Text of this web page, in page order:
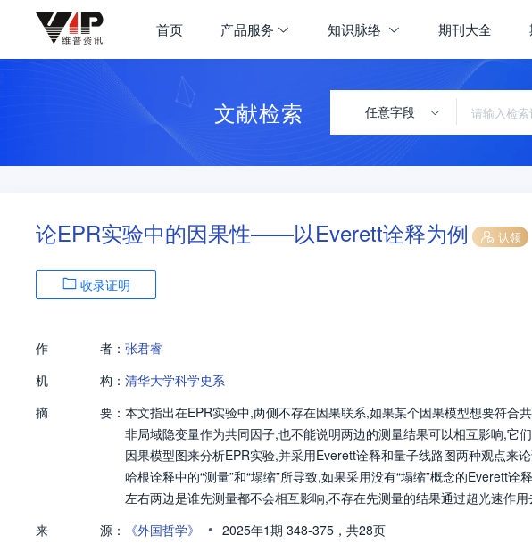
首页 产品服务 知识脉络 期刊大全
文献检索 任意字段
论EPR实验中的因果性——以Everett诠释为例 认领
收录证明
作 者： 张君睿
机
构： 清华大学科学史系
摘
要： 本文指出在EPR实验中,两侧不存在因果联系,如果某个因果模型想要符合
非局域隐变量作为共同因子,也不能说明两边的测量结果可以相互影响,它
因果模型图来分析EPR实验,并采用Everett诠释和量子线路图两种观点来
哈根诠释中的“测量”和“塌缩”所导致,如果采用没有“塌缩”概念的Everett
左右两边是谁先测量都不会相互影响,不存在先测量的结果通过超光速作
来 源： 《外国哲学》 • 2025年1期 348-375， 共28页